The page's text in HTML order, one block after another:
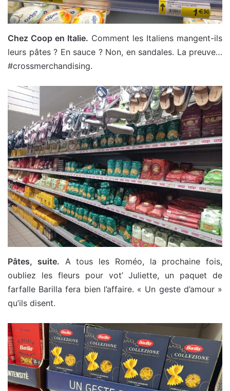
Chez Coop en Italie. Comment les Italiens mangent-ils
leurs pâtes ? En sauce ? Non, en sandales. La preuve…
#crossmerchandising.
Pâtes, suite. A tous les Roméo, la prochaine fois,
oubliez les fleurs pour vot’ Juliette, un paquet de
farfalle Barilla fera bien l’affaire. « Un geste d’amour »
qu’ils disent.